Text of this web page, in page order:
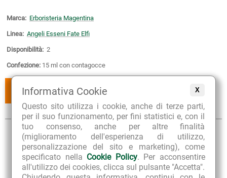
X
Informativa Cookie
Questo sito utilizza i cookie, anche di terze parti,
per il suo funzionamento, per fini statistici e, con il
tuo consenso, anche per altre finalità
(miglioramento dell'esperienza di utilizzo,
personalizzazione del sito e marketing), come
specificato nella Cookie Policy. Per acconsentire
all'utilizzo dei cookies, clicca sul pulsante "Accetta".
Marca: Erboristeria Magentina
Linea: Angeli Esseni Fate Elfi
Disponibilità: 2
Confezione: 15 ml con contagocce
AGGIUNGI
AL CESTINO
AI PREFERITI